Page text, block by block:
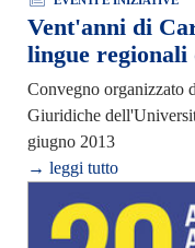
Vent'anni di
lingue
Convegno organizzato
Giuridiche
giugno 2013
→ leggi tutto